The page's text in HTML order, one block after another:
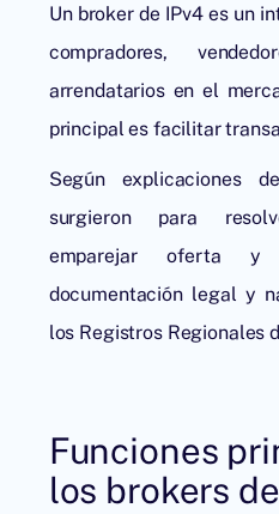
Un broker de IPv4 es un
compradores,
arrendatarios en el
principal es facilitar
Según explicaciones
surgieron para
emparejar oferta y
documentación legal y
los Registros Regionales
Funciones
los brokers